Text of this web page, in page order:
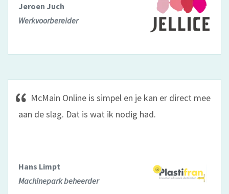
Jeroen Juch
Werkvoorbereider
McMain Online is simpel en je kan er direct mee
aan de slag. Dat is wat ik nodig had.
Hans Limpt
Machinepark beheerder